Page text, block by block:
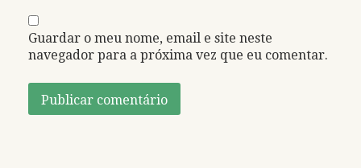
Guardar o meu nome, email e site neste
navegador para a próxima vez que eu comentar.